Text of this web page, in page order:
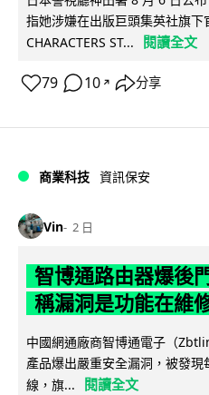
指她涉嫌在出版巨頭集英社旗下
CHARACTERS ST...
閱讀全文
79 10 ↗ 分享
商業科技 資訊保安
Vin 2 日
智博通路由器爆後
稱漏洞是功能在維
中國網通廠商智博通電子（
產品爆出嚴重安全漏洞，被發
線，旗...
閱讀全文